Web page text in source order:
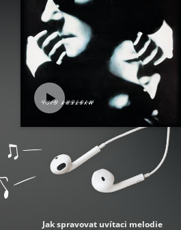
Jak spravovat uvítaci melodie